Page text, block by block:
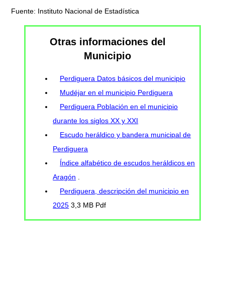
Fuente: Instituto Nacional de Estadística
Otras informaciones del
Municipio
Perdiguera Datos básicos del municipio
Mudéjar en el municipio Perdiguera
Perdiguera Población en el municipio
durante los siglos XX y XXI
Escudo heráldico y bandera municipal de
Perdiguera
Índice alfabético de escudos heráldicos en
Aragón
Perdiguera, descripción del municipio en
2025 3,3 MB Pdf